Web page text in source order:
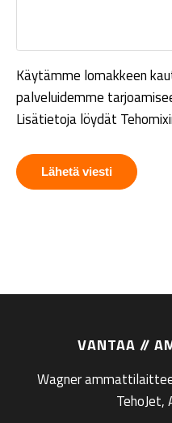
Käytämme lomakkeen
palveluidemme
Lisätietoja löydät
VANTAA //
Wagner
TehoJet,